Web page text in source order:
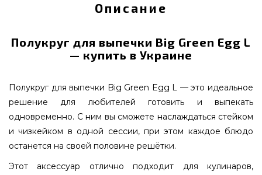
Описание
Полукруг для выпечки Big Green Egg L
— купить в Украине
Полукруг для выпечки Big Green Egg L — это идеальное
решение для любителей готовить и выпекать
одновременно. С ним вы сможете наслаждаться стейком
и чизкейком в одной сессии, при этом каждое блюдо
останется на своей половине решётки.
Этот аксессуар отлично подходит для кулинаров,